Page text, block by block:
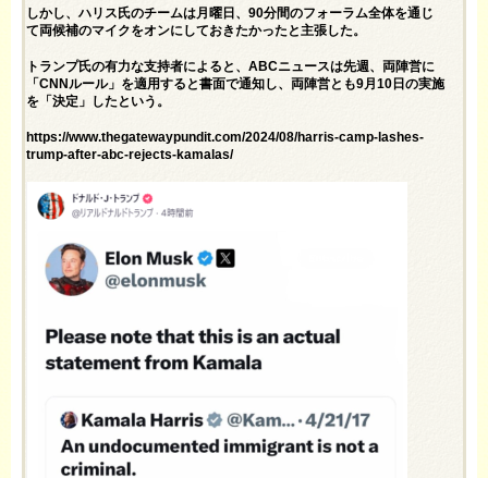
しかし、ハリス氏のチームは月曜日、90分間のフォーラム全体を通じ
て両候補のマイクをオンにしておきたかったと主張した。
トランプ氏の有力な支持者によると、ABCニュースは先週、両陣営に
「CNNルール」を適用すると書面で通知し、両陣営とも9月10日の実施
を「決定」したという。
https://www.thegatewaypundit.com/2024/08/harris-camp-lashes-
trump-after-abc-rejects-kamalas/